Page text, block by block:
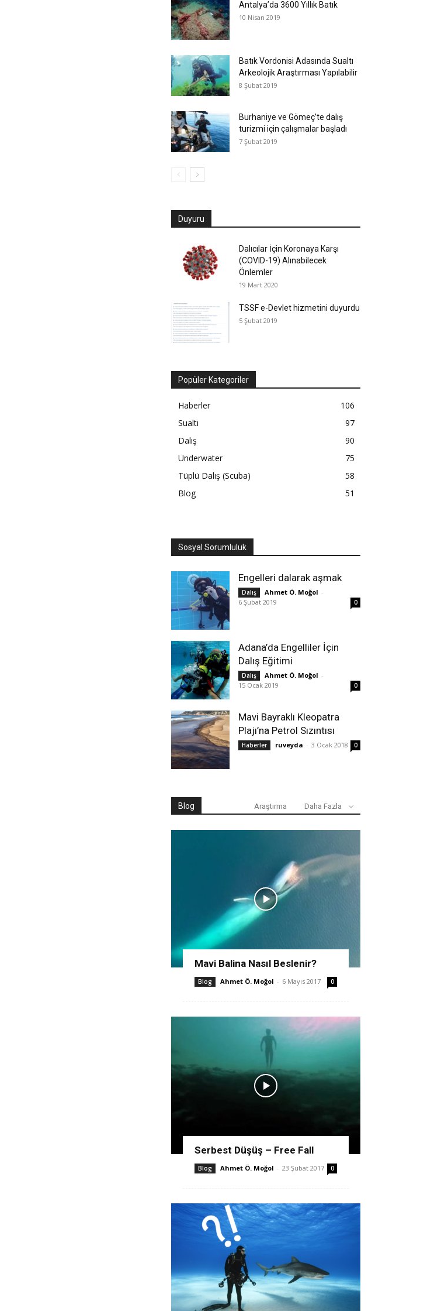
Antalya’da 3600 Yıllık Batık
10 Nisan 2019
Batık Vordonisi Adasında Sualtı
Arkeolojik Araştırması Yapılabilir
8 Şubat 2019
Burhaniye ve Gömeç’te dalış
turizmi için çalışmalar başladı
7 Şubat 2019
Duyuru
Dalıcılar İçin Koronaya Karşı
(COVID-19) Alınabilecek
Önlemler
19 Mart 2020
TSSF e-Devlet hizmetini duyurdu
5 Şubat 2019
Popüler Kategoriler
Haberler
106
Sualtı
97
Dalış
90
Underwater
75
Tüplü Dalış (Scuba)
58
Blog
51
Sosyal Sorumluluk
Engelleri dalarak aşmak
Dalış Ahmet Ö. Moğol -
6 Şubat 2019
0
Adana’da Engelliler İçin
Dalış Eğitimi
Dalış Ahmet Ö. Moğol -
15 Ocak 2019
0
Mavi Bayraklı Kleopatra
Plajı’na Petrol Sızıntısı
Haberler ruveyda - 3 Ocak 2018 0
Blog Araştırma Daha Fazla
Mavi Balina Nasıl Beslenir?
Blog Ahmet Ö. Moğol - 6 Mayıs 2017 0
Serbest Düşüş – Free Fall
Blog Ahmet Ö. Moğol - 23 Şubat 2017 0